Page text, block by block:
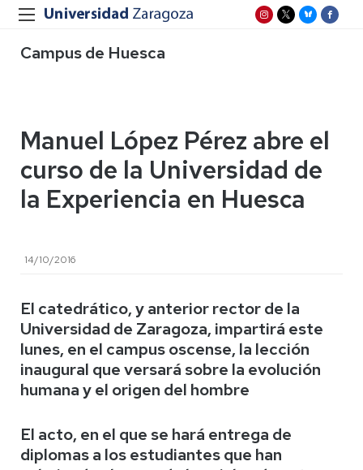
Campus de Huesca
Manuel López Pérez abre el
curso de la Universidad de
la Experiencia en Huesca
14/10/2016
El catedrático, y anterior rector de la
Universidad de Zaragoza, impartirá este
lunes, en el campus oscense, la lección
inaugural que versará sobre la evolución
humana y el origen del hombre
El acto, en el que se hará entrega de
diplomas a los estudiantes que han